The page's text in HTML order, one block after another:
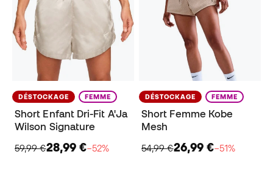
DÉSTOCKAGE FEMME
Short Enfant Dri-Fit A'Ja
Wilson Signature
59,99 €28,99 €−52%
DÉSTOCKAGE FEMME
Short Femme Kobe
Mesh
54,99 €26,99 €−51%